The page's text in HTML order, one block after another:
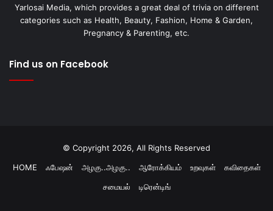
Yarlosai Media, which provides a great deal of trivia on different
categories such as Health, Beauty, Fashion, Home & Garden,
Pregnancy & Parenting, etc.
Find us on Facebook
© Copyright 2026, All Rights Reserved
HOME
ஃபேஷன் அழகு..அழகு.. ஆரோக்கியம் உறவுகள்
கவிதைகள்
சமையல்
டிரென்டிங்